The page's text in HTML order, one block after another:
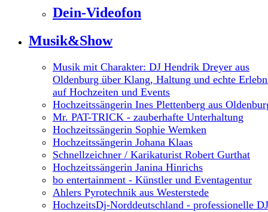
Dein-Videofon
Musik&Show
Musik mit Charakter: DJ Hendrik Dreyer aus
Oldenburg über Klang, Haltung und echte
auf Hochzeiten und Events
Hochzeitssängerin Ines Plettenberg aus
Mr. PAT-TRICK - zauberhafte Unterhaltung
Hochzeitssängerin Sophie Wemken
Hochzeitssängerin Johana Klaas
Schnellzeichner / Karikaturist Robert Gurthat
Hochzeitssängerin Janina Hinrichs
bo entertainment - Künstler und Eventagentur
Ahlers Pyrotechnik aus Westerstede
HochzeitsDj-Norddeutschland - professionelle